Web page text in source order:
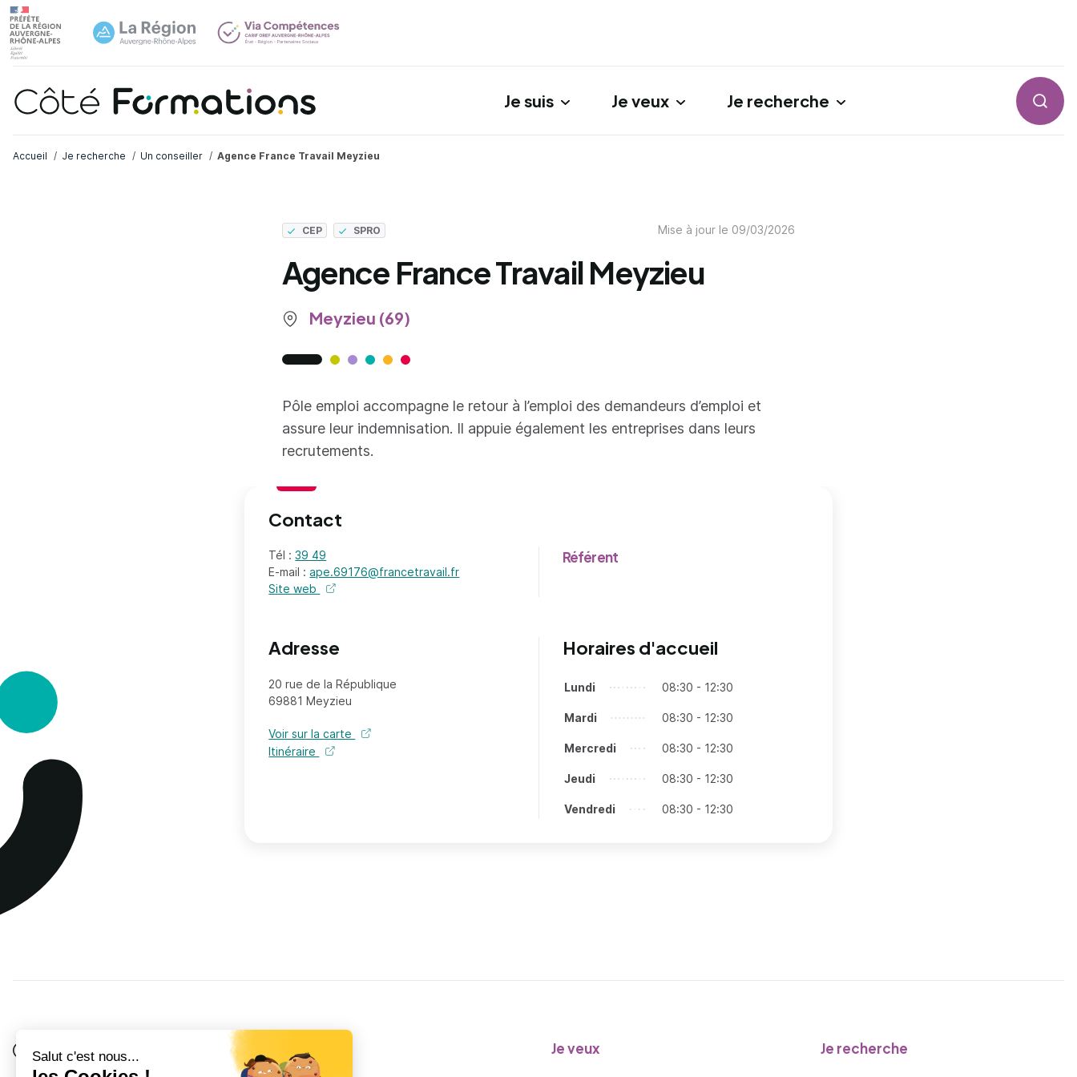
Je suis Je veux Je recherche
Accueil Je recherche Un conseiller Agence France Travail Meyzieu
CEP SPRO Mise à jour le 09/03/2026
Agence France Travail Meyzieu
Meyzieu (69)
Pôle emploi accompagne le retour à l’emploi des demandeurs d’emploi et
assure leur indemnisation. Il appuie également les entreprises dans leurs
recrutements.
Contact
Tél :39 49
E-mail :ape.69176@francetravail.fr
Site web
de l'organisme - nouvel onglet
Référent
Adresse
20 rue de la République
69881 Meyzieu
Voir sur la carte
Itinéraire
Horaires d'accueil
Jours Tranches horaires
Lundi 08:30 - 12:30
Mardi 08:30 - 12:30
Mercredi 08:30 - 12:30
Jeudi 08:30 - 12:30
Vendredi 08:30 - 12:30
Je suis Je veux Je recherche